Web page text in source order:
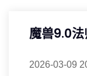
魔兽9.0
2026-03-09